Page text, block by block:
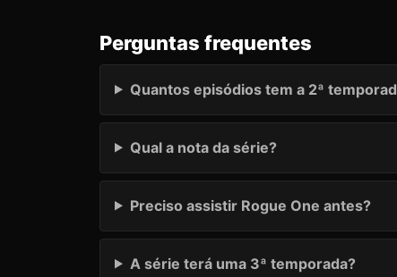
Perguntas frequentes
Quantos episódios tem a 2ª
Qual a nota da série?
Preciso assistir Rogue One antes?
A série terá uma 3ª temporada?